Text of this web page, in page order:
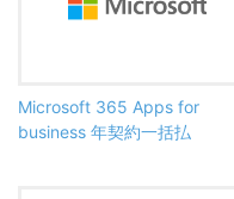
Microsoft 365 Apps for
business 年契約一括払